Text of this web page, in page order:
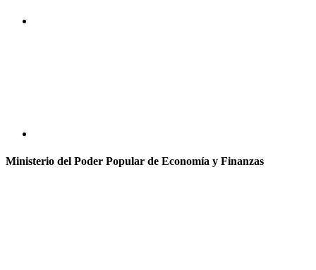
Ministerio del Poder Popular de Economía y Finanzas